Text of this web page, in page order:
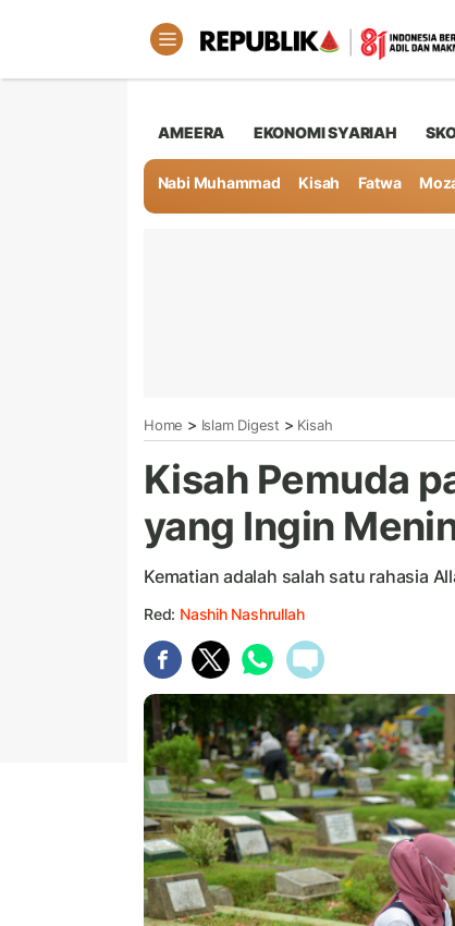
AMEERA EKONOMI SYARIAH
Nabi Muhammad Kisah Fatwa
Home > Islam Digest > Kisah
Kisah Pemuda
yang Ingin
Kematian adalah salah satu rahasia
Red: Nashih Nashrullah